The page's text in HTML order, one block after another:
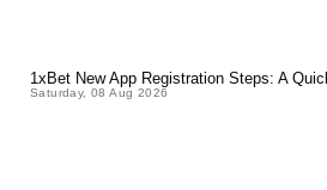
1xBet New App Registration Steps: A
Saturday, 08 Aug 2026